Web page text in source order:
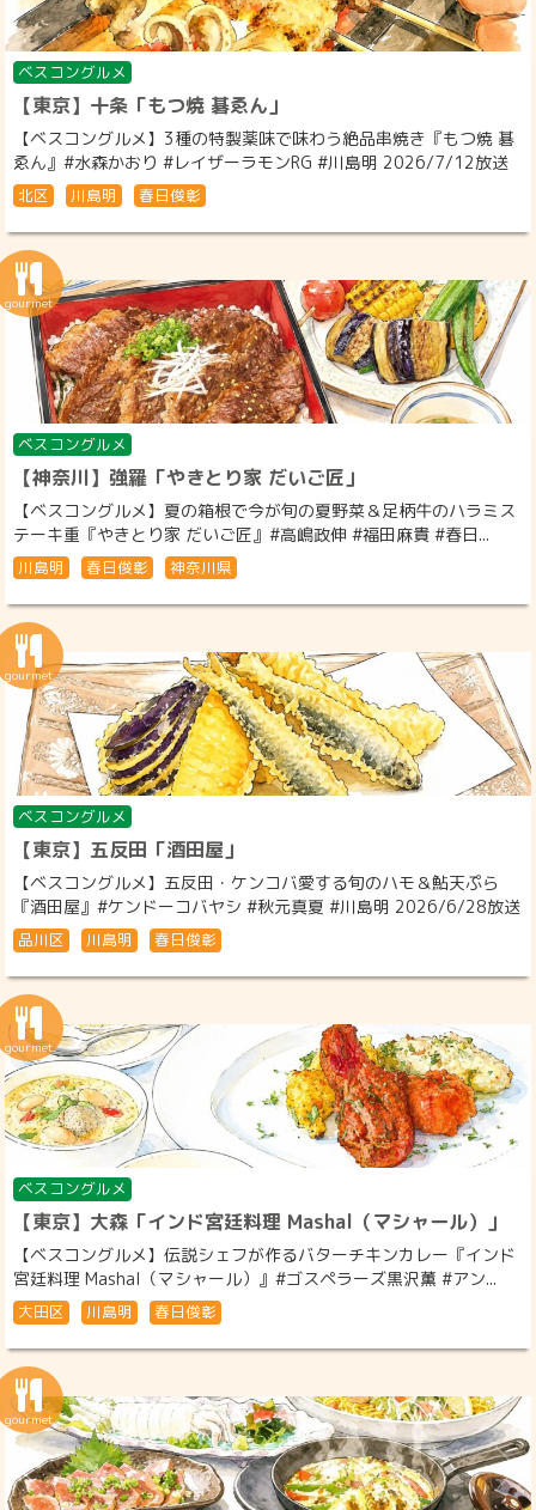
ベスコングルメ
【東京】十条「もつ焼 碁ゑん」
【ベスコングルメ】3種の特製薬味で味わう絶品串焼き『もつ焼 碁
ゑん』#水森かおり #レイザーラモンRG #川島明 2026/7/12放送
北区 川島明 春日俊彰
ベスコングルメ
【神奈川】強羅「やきとり家 だいご匠」
【ベスコングルメ】夏の箱根で今が旬の夏野菜＆足柄牛のハラミス
テーキ重『やきとり家 だいご匠』#高嶋政伸 #福田麻貴 #春日...
川島明 春日俊彰 神奈川県
ベスコングルメ
【東京】五反田「酒田屋」
【ベスコングルメ】五反田・ケンコバ愛する旬のハモ＆鮎天ぷら
『酒田屋』#ケンドーコバヤシ #秋元真夏 #川島明 2026/6/28放送
品川区 川島明 春日俊彰
ベスコングルメ
【東京】大森「インド宮廷料理 Mashal（マシャール）」
【ベスコングルメ】伝説シェフが作るバターチキンカレー『インド
宮廷料理 Mashal（マシャール）』#ゴスペラーズ黒沢薫 #アン...
大田区 川島明 春日俊彰